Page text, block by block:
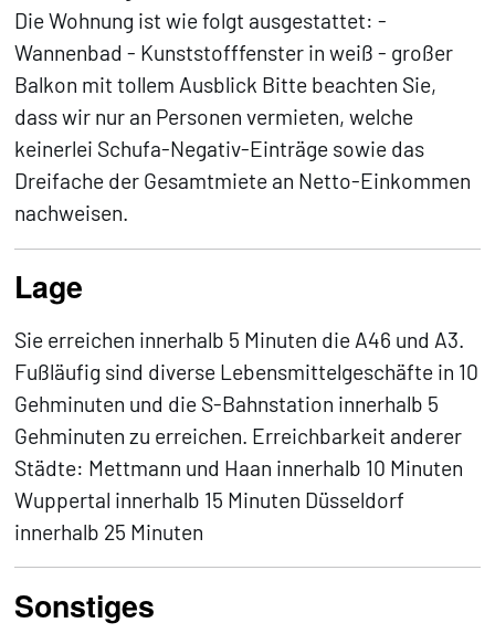
Die Wohnung ist wie folgt ausgestattet: -
Wannenbad - Kunststofffenster in weiß - großer
Balkon mit tollem Ausblick Bitte beachten Sie,
dass wir nur an Personen vermieten, welche
keinerlei Schufa-Negativ-Einträge sowie das
Dreifache der Gesamtmiete an Netto-Einkommen
nachweisen.
Lage
Sie erreichen innerhalb 5 Minuten die A46 und A3.
Fußläufig sind diverse Lebensmittelgeschäfte in 10
Gehminuten und die S-Bahnstation innerhalb 5
Gehminuten zu erreichen. Erreichbarkeit anderer
Städte: Mettmann und Haan innerhalb 10 Minuten
Wuppertal innerhalb 15 Minuten Düsseldorf
innerhalb 25 Minuten
Sonstiges